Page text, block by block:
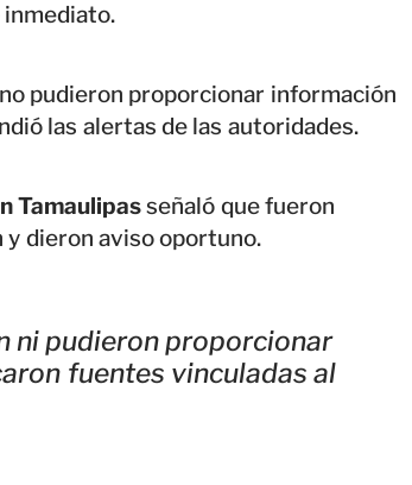
pudieron proporcionar información
las alertas de las autoridades.
Tamaulipasseñaló que fueron
dieron aviso oportuno.
ni pudieron proporcionar
fuentes vinculadas al